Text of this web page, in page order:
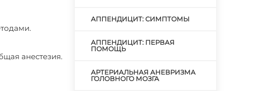
анестезия.
АППЕНДИЦИТ: СИМПТОМЫ
АППЕНДИЦИТ: ПЕРВАЯ
ПОМОЩЬ
АРТЕРИАЛЬНАЯ АНЕВРИЗМА
ГОЛОВНОГО МОЗГА